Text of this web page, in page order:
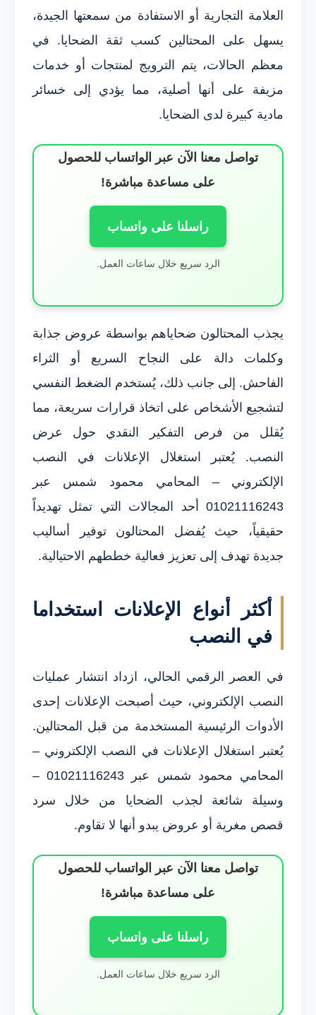
العلامة التجارية أو الاستفادة من سمعتها الجيدة،
يسهل على المحتالين كسب ثقة الضحايا. في
معظم الحالات، يتم الترويج لمنتجات أو خدمات
مزيفة على أنها أصلية، مما يؤدي إلى خسائر
مادية كبيرة لدى الضحايا.
تواصل معنا الآن عبر الواتساب للحصول
على مساعدة مباشرة!
راسلنا على واتساب
الرد سريع خلال ساعات العمل.
يجذب المحتالون ضحاياهم بواسطة عروض جذابة
وكلمات دالة على النجاح السريع أو الثراء
الفاحش. إلى جانب ذلك، يُستخدم الضغط النفسي
لتشجيع الأشخاص على اتخاذ قرارات سريعة، مما
يُقلل من فرص التفكير النقدي حول عرض
النصب. يُعتبر استغلال الإعلانات في النصب
الإلكتروني – المحامي محمود شمس عبر
01021116243 أحد المجالات التي تمثل تهديداً
حقيقياً، حيث يُفضل المحتالون توفير أساليب
جديدة تهدف إلى تعزيز فعالية خططهم الاحتيالية.
أكثر أنواع الإعلانات استخداما
في النصب
في العصر الرقمي الحالي، ازداد انتشار عمليات
النصب الإلكتروني، حيث أصبحت الإعلانات إحدى
الأدوات الرئيسية المستخدمة من قبل المحتالين.
يُعتبر استغلال الإعلانات في النصب الإلكتروني –
المحامي محمود شمس عبر 01021116243 –
وسيلة شائعة لجذب الضحايا من خلال سرد
قصص مغرية أو عروض يبدو أنها لا تقاوم.
تواصل معنا الآن عبر الواتساب للحصول
على مساعدة مباشرة!
راسلنا على واتساب
الرد سريع خلال ساعات العمل.